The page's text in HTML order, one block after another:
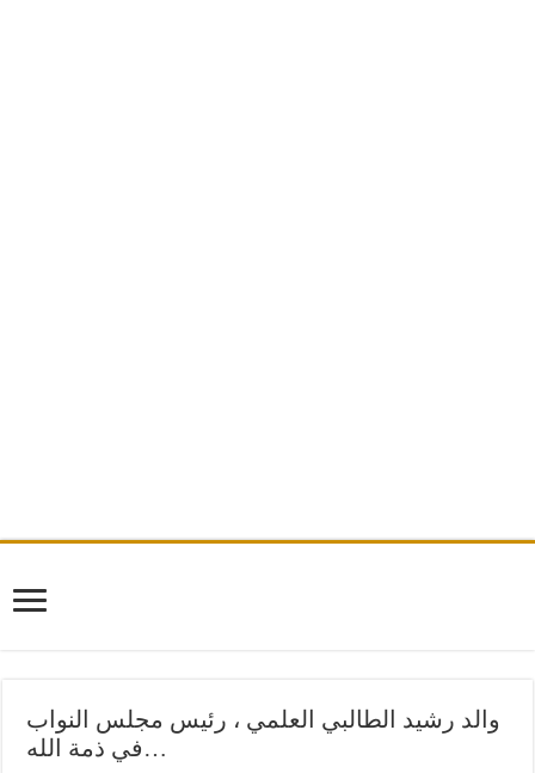
والد رشيد الطالبي العلمي ، رئيس مجلس النواب
في ذمة الله…